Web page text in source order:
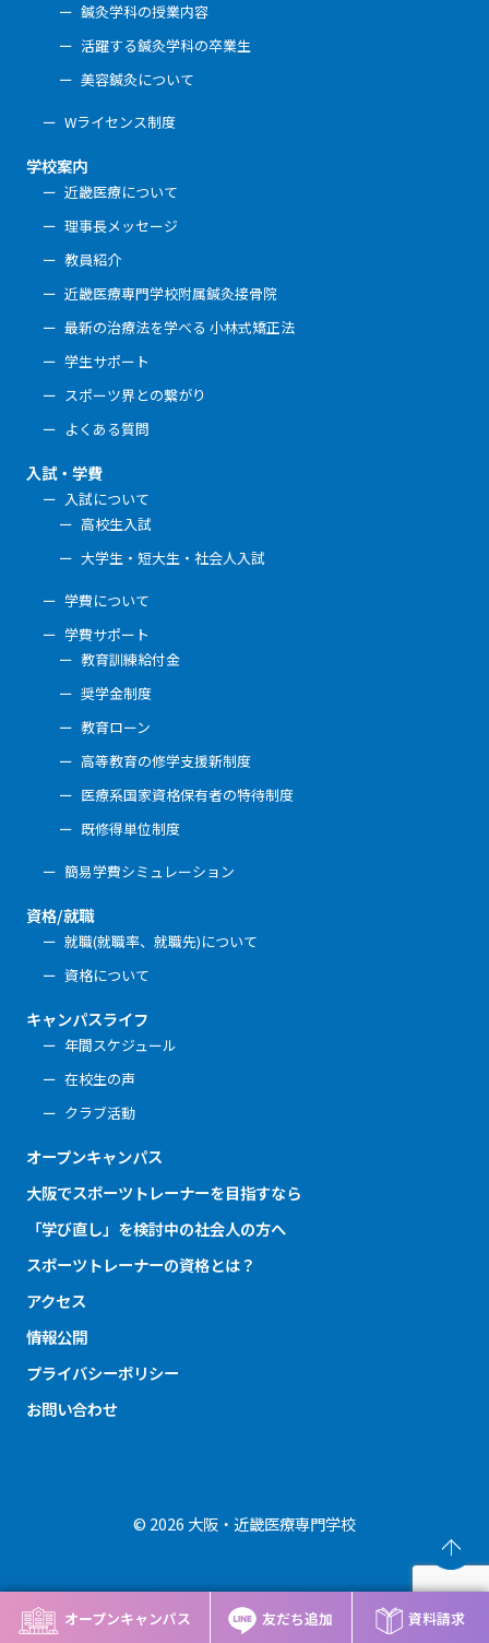
オープンキャンパス 友だち追加 資料請求
鍼灸学科の授業内容
活躍する鍼灸学科の卒業生
美容鍼灸について
Wライセンス制度
学校案内
近畿医療について
理事長メッセージ
教員紹介
近畿医療専門学校附属鍼灸接骨院
最新の治療法を学べる 小林式矯正法
学生サポート
スポーツ界との繋がり
よくある質問
入試・学費
入試について
高校生入試
大学生・短大生・社会人入試
学費について
学費サポート
教育訓練給付金
奨学金制度
教育ローン
高等教育の修学支援新制度
医療系国家資格保有者の特待制度
既修得単位制度
簡易学費シミュレーション
資格/就職
就職(就職率、就職先)について
資格について
キャンパスライフ
年間スケジュール
在校生の声
クラブ活動
オープンキャンパス
大阪でスポーツトレーナーを目指すなら
「学び直し」を検討中の社会人の方へ
スポーツトレーナーの資格とは？
アクセス
情報公開
プライバシーポリシー
お問い合わせ
© 2026 大阪・近畿医療専門学校